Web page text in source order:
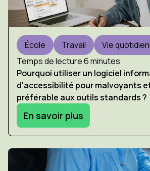
École Travail
Vie
Temps de lecture 6 minutes
Pourquoi utiliser un logiciel
d'accessibilité pour malvoyants
préférable aux outils standards ?
En savoir plus